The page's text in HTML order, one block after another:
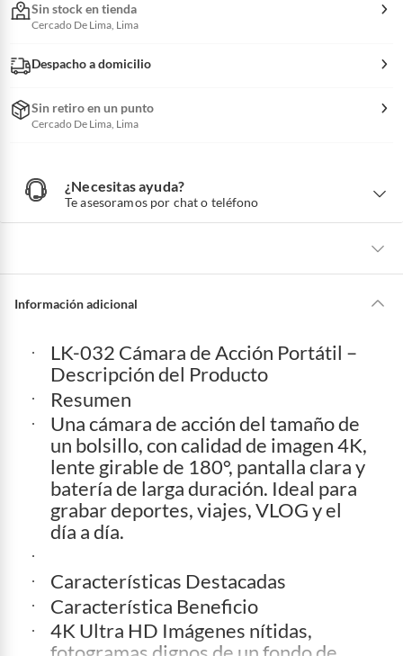
Sin stock en tienda
Cercado De Lima, Lima
Despacho a domicilio
Sin retiro en un punto
Cercado De Lima, Lima
¿Necesitas ayuda?
Te asesoramos por chat o teléfono
N
e
d
hacer una devolución.
otras con restricciones y algunas que no se pueden devolver ni cambiar.
Conoce cuáles son:
Productos vendidos por
48 horas: cemento, mezclas de hormigón, morteros, yeso y otros
productos para asfalto, hormigón, albañilería.
7 días: colchones y productos de combustión.
Productos vendidos por Sodimactienen:
48 horas: cemento, mezclas de hormigón, morteros, yeso y otros
productos para asfalto.
7 días: productos eléctricos o a combustión, electrodomésticos,
tecnología, línea blanca, colchones, muebles, bicicletas y
No se pueden devolver o cambiar bajo cambio de opinión
Productos de compra internacional.
Información adicional
LK-032 Cámara de Acción Portátil –
Descripción del Producto
Resumen
Una cámara de acción del tamaño de
un bolsillo, con calidad de imagen 4K,
lente girable de 180°, pantalla clara y
batería de larga duración. Ideal para
grabar deportes, viajes, VLOG y el
día a día.
Características Destacadas
Característica Beneficio
4K Ultra HD Imágenes nítidas,